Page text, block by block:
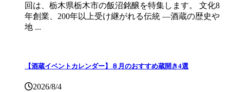
回は、栃木県栃木市の飯沼銘醸を特集します。 文化8
年創業、200年以上受け継がれる伝統 ―酒蔵の歴史や
地 ...
【酒蔵イベントカレンダー】８月のおすすめ蔵開き4選
2026/8/4